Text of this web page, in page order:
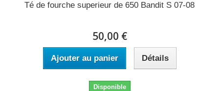
Té de fourche superieur de 650 Bandit S 07-08
50,00 €
Ajouter au panier Détails
Disponible